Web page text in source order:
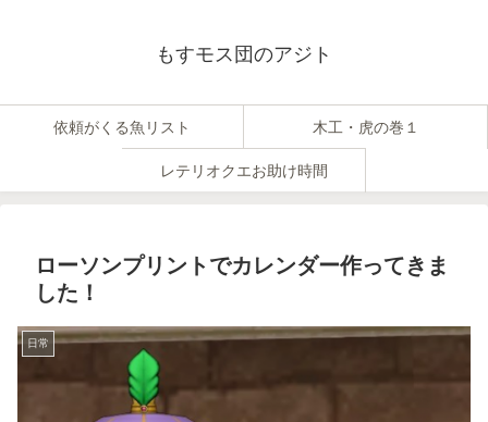
もすモス団のアジト
依頼がくる魚リスト 木工・虎の巻１
レテリオクエお助け時間
ローソンプリントでカレンダー作ってきま
した！
日常